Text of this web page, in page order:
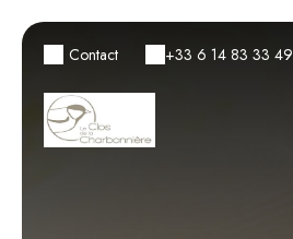
Contact +33 6 14 83 33 49